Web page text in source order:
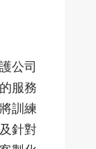
公司
服務
訓練
針對